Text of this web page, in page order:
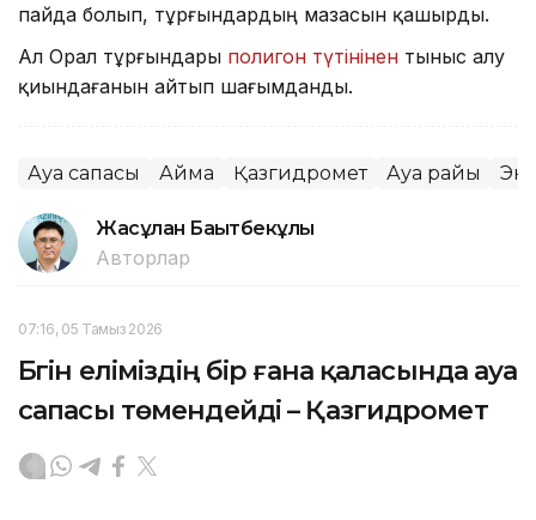
пайда болып, тұрғындардың мазасын қашырды.
Ал Орал тұрғындары полигон түтінінен тыныс алу
қиындағанын айтып шағымданды.
Ауа сапасы Аймақ Қазгидромет Ауа райы
Жасұлан Бақытбекұлы
Авторлар
07:16, 05 Тамыз 2026
Бүгін еліміздің бір ғана қаласында ауа
сапасы төмендейді – Қазгидромет